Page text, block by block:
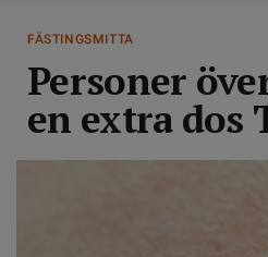
FÄSTINGSMITTA
Personer
en extra dos